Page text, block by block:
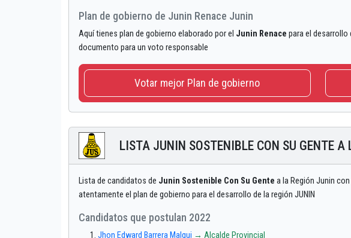
Plan de gobierno de Junin Renace Junin
Aquí tienes plan de gobierno elaborado por el Junin Renace para el desarrollo
documento para un voto responsable
Votar mejor Plan de gobierno
LISTA JUNIN SOSTENIBLE CON SU GENTE A
Lista de candidatos de Junin Sostenible Con Su Gente a la Región Junin
atentamente el plan de gobierno para el desarrollo de la región JUNIN
Candidatos que postulan 2022
Jhon Edward Barrera Malqui → Alcalde Provincial